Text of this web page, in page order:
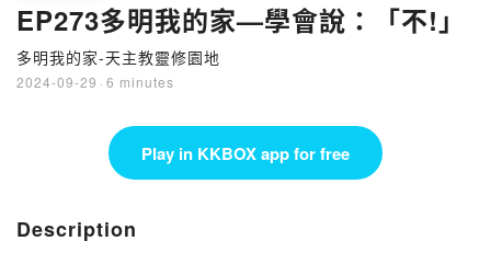
EP273多明我的家—學會說：「不!」
多明我的家-天主教靈修園地
2024-09-29 · 6 minutes
Play in KKBOX app for free
Description